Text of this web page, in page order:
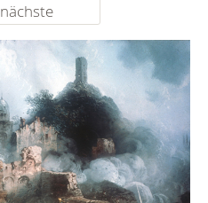
nächste